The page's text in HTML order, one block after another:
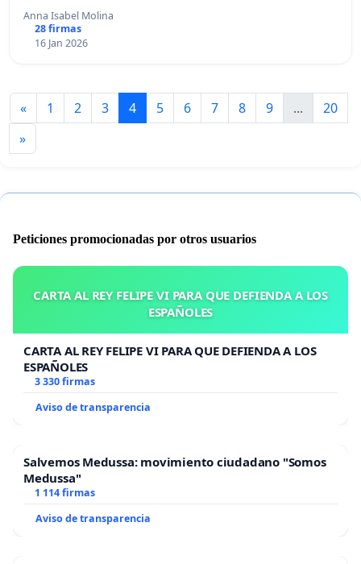
Anna Isabel Molina
28 firmas
16 Jan 2026
« 1 2 3 4 5 6 7 8 9 ...
20
»
Peticiones promocionadas por otros usuarios
CARTA AL REY FELIPE VI PARA QUE DEFIENDA A LOS
ESPAÑOLES
CARTA AL REY FELIPE VI PARA QUE DEFIENDA A LOS
ESPAÑOLES
3 330 firmas
Aviso de transparencia
Salvemos Medussa: movimiento ciudadano "Somos
Medussa"
1 114 firmas
Aviso de transparencia